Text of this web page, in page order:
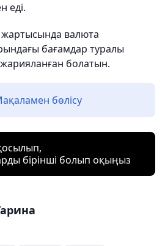
еді.
валюта
бағамдар туралы
болатын.
бөлісу
бірінші болып оқыңыз